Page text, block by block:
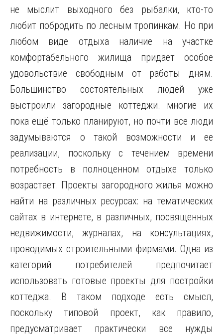
не мыслит выходного без рыбалки, кто-то
любит побродить по лесным тропинкам. Но при
любом виде отдыха наличие на участке
комфортабельного жилища придает особое
удовольствие свободным от работы дням.
Большинство состоятельных людей уже
выстроили загородные коттеджи. многие их
пока ещё только планируют, но почти все люди
задумываются о такой возможности и ее
реализации, поскольку с течением времени
потребность в полноценном отдыхе только
возрастает. Проекты загородного жилья можно
найти на различных ресурсах: на тематических
сайтах в интернете, в различных, посвященных
недвижимости, журналах, на консультациях,
проводимых строительными фирмами. Одна из
категорий потребителей предпочитает
использовать готовые проекты для постройки
коттеджа. В таком подходе есть смысл,
поскольку типовой проект, как правило,
предусматривает практически все нужды